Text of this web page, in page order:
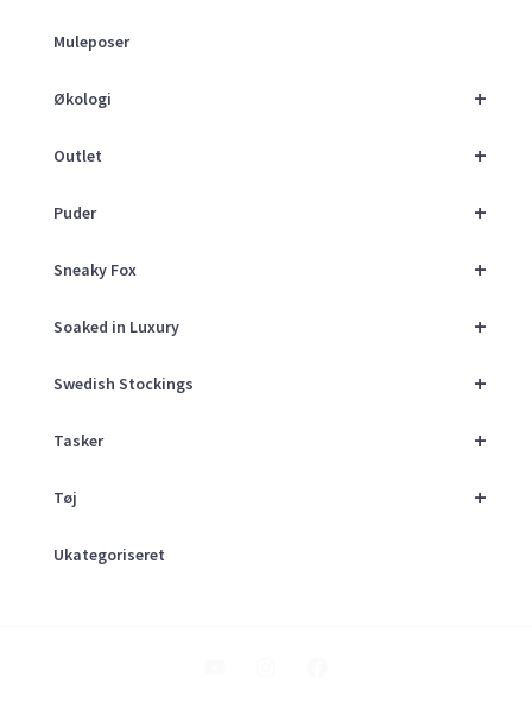
Muleposer
+
Økologi
+
Outlet
+
Puder
+
Sneaky Fox
+
Soaked in Luxury
+
Swedish Stockings
+
Tasker
+
Tøj
Ukategoriseret